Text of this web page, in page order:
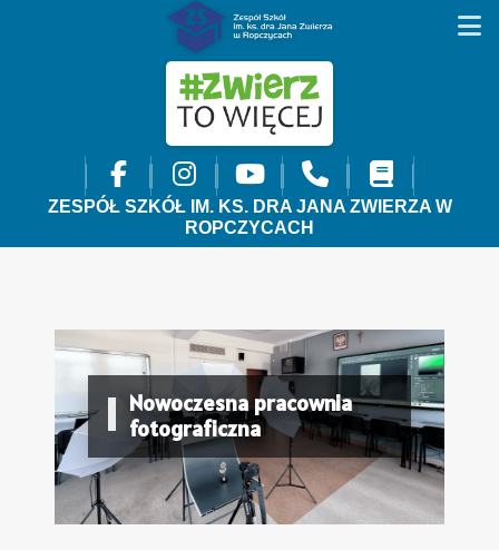
ZESPÓŁ SZKÓŁ IM. KS. DRA JANA ZWIERZA W
ROPCZYCACH
Nowoczesna pracownia
fotograficzna